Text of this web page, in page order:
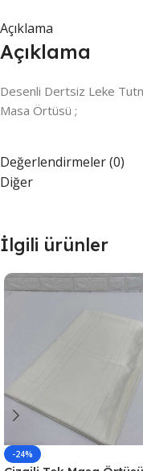
Açıklama
Açıklama
Desenli Dertsiz Leke
Masa Örtüsü ;
Değerlendirmeler (0)
Diğer
İlgili ürünler
-24%